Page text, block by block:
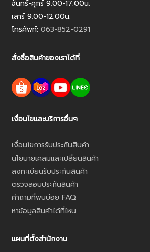
จันทร์-ศุกร์ 9.00-17.00น.
เสาร์ 9.00-12.00น.
โทรศัพท์: 063-852-0291
สั่งซื้อสินค้าของเราได้ที่
เงื่อนไขและบริการอื่นๆ
เงื่อนไขการรับประกันสินค้า
นโยบายเคลมและเปลี่ยนสินค้า
ลงทะเบียนรับประกันสินค้า
ตรวจสอบประกันสินค้า
คำถามที่พบบ่อย FAQ
หาข้อมูลสินค้าได้ที่ไหน
แผนที่ตั้งสำนักงาน